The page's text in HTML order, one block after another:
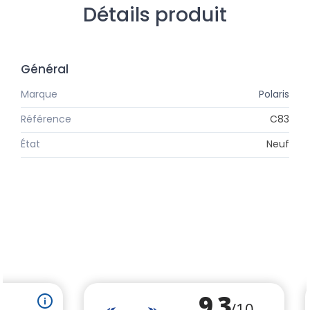
Détails produit
Général
Marque
Polaris
Référence
C83
État
Neuf